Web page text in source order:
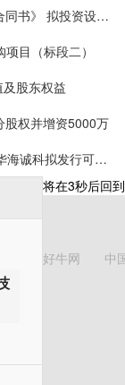
众兴菌业拟与涟水县人民政府签订《招商引资合同书》 拟投资设立涟水食用菌产业园项目
目（标段二）
股东权益
股权并增资5000万
炜冈科技拟以1.49亿购买衡所华威9.33%股权 华海诚科拟发行可转债收购炜冈科技所持衡所华威股权
将在3秒后回
好牛网 中